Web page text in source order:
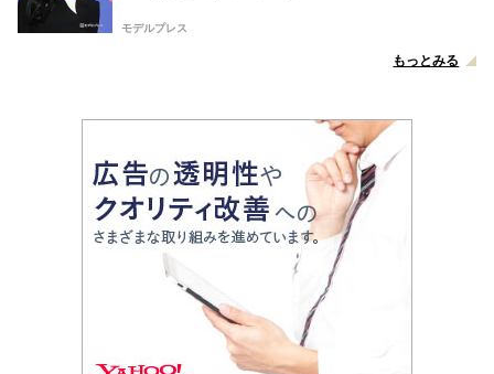
モデルプレス
もっとみる